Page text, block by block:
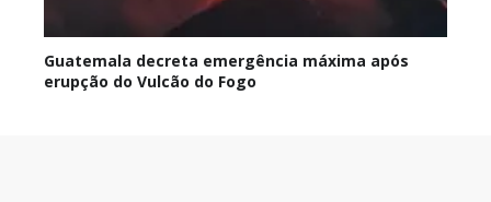
Guatemala decreta emergência máxima após
erupção do Vulcão do Fogo